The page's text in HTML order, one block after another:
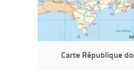
Carte République